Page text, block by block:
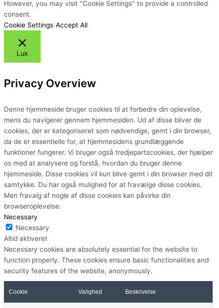
However, you may visit "Cookie Settings" to provide a controlled
consent.
Cookie Settings Accept All
Luk
Privacy Overview
Denne hjemmeside bruger cookies til at forbedre din oplevelse,
mens du navigerer gennem hjemmesiden. Ud af disse bliver de
cookies, der er kategoriseret som nødvendige, gemt i din browser,
da de er essentielle for, at hjemmesidens grundlæggende
funktioner fungerer. Vi bruger også tredjepartscookies, der hjælper
os med at analysere og forstå, hvordan du bruger denne
hjemmeside. Disse cookies vil kun blive gemt i din browser med dit
samtykke. Du har også mulighed for at fravælge disse cookies.
Men fravalg af nogle af disse cookies kan påvirke din
browseroplevelse.
Necessary
Necessary
Altid aktiveret
Necessary cookies are absolutely essential for the website to
function properly. These cookies ensure basic functionalities and
security features of the website, anonymously.
Cookie Varighed Beskrivelse